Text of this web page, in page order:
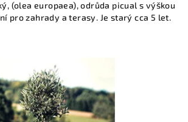
(olea europaea), odrůda picual s výškou
pro zahrady a terasy. Je starý cca 5 let.